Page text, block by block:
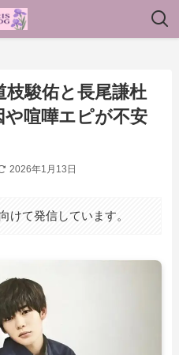
枝駿佑と長尾謙杜
や喧嘩エピが不安
2026年1月13日
けて発信しています。